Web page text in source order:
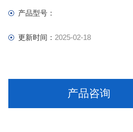
产品型号：
更新时间： 2025-02-18
产品咨询